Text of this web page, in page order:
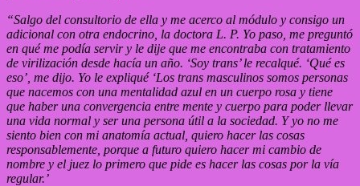
“Salgo del consultorio de ella y me acerco al módulo y consigo un
adicional con otra endocrino, la doctora L. P. Yo paso, me preguntó
en qué me podía servir y le dije que me encontraba con tratamiento
de virilización desde hacía un año. ‘Soy trans’ le recalqué. ‘Qué es
eso’, me dijo. Yo le expliqué ‘Los trans masculinos somos personas
que nacemos con una mentalidad azul en un cuerpo rosa y tiene
que haber una convergencia entre mente y cuerpo para poder llevar
una vida normal y ser una persona útil a la sociedad. Y yo no me
siento bien con mi anatomía actual, quiero hacer las cosas
responsablemente, porque a futuro quiero hacer mi cambio de
nombre y el juez lo primero que pide es hacer las cosas por la vía
regular.’